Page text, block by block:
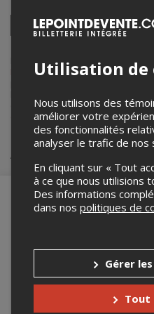
Facebook
Twitter
LinkedinPinterestEnvoyer
Lepointdevente.com agit à titre
Brumesdans le cadre de
contacter l’organisateur de
quaidesbrumes514@gmail.com.
Achat de billets
Utilisation de
Nous utilisons des
améliorer votre
des fonctionnalités
analyser le trafic de nos
En cliquant sur « Tout
à ce que nous utilisions
Des informations
dans nos politiques de
Gérer
Tout